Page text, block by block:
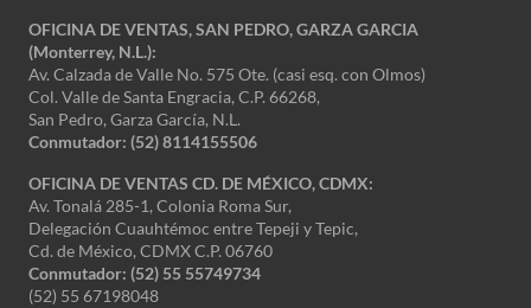
OFICINA DE VENTAS, SAN PEDRO, GARZA GARCIA
(Monterrey, N.L.):
Av. Calzada de Valle No. 575 Ote. (casi esq. con Olmos)
Col. Valle de Santa Engracia, C.P. 66268,
San Pedro, Garza García, N.L.
Conmutador: (52) 8114155506
OFICINA DE VENTAS CD. DE MÉXICO, CDMX:
Av. Tonalá 285-1, Colonia Roma Sur,
Delegación Cuauhtémoc entre Tepeji y Tepic,
Cd. de México, CDMX C.P. 06760
Conmutador: (52) 55 55749734
(52) 55 67198048